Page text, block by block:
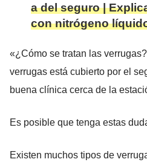
a del seguro |
con nitrógeno
«¿Cómo se tratan las
verrugas está cubierto por el
buena clínica cerca de la
Es posible que tenga estas
Existen muchos tipos de